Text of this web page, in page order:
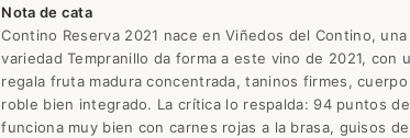
Nota de cata
Contino Reserva 2021 nace en Viñedos del Contino,
variedad Tempranillo da forma a este vino de 2021, con
regala fruta madura concentrada, taninos firmes,
roble bien integrado. La crítica lo respalda: 94 puntos
funciona muy bien con carnes rojas a la brasa, guisos